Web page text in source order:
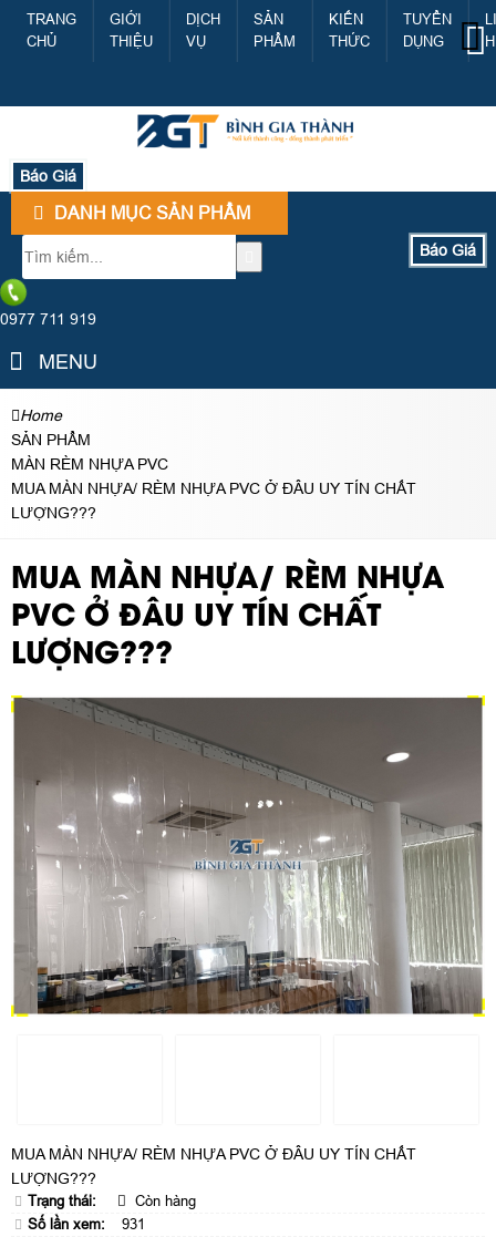
TRANG
CHỦ
GIỚI
THIỆU
DỊCH
VỤ
SẢN
PHẨM
KIẾN
THỨC
TUYỂN
DỤNG
Báo Giá
DANH MỤC SẢN PHẨM
Báo Giá
0977 711 919
MENU
Home
SẢN PHẨM
MÀN RÈM NHỰA PVC
MUA MÀN NHỰA/ RÈM NHỰA PVC Ở ĐÂU UY TÍN CHẤT
LƯỢNG???
MUA MÀN NHỰA/ RÈM NHỰA
PVC Ở ĐÂU UY TÍN CHẤT
LƯỢNG???
MUA MÀN NHỰA/ RÈM NHỰA PVC Ở ĐÂU UY TÍN CHẤT
LƯỢNG???
Trạng thái:
Còn hàng
Số lần xem:
931